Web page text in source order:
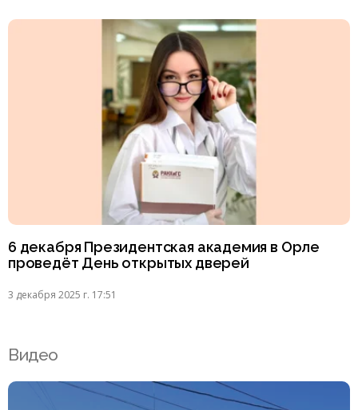
6 декабря Президентская академия в Орле
проведёт День открытых дверей
3 декабря 2025 г. 17:51
Видео